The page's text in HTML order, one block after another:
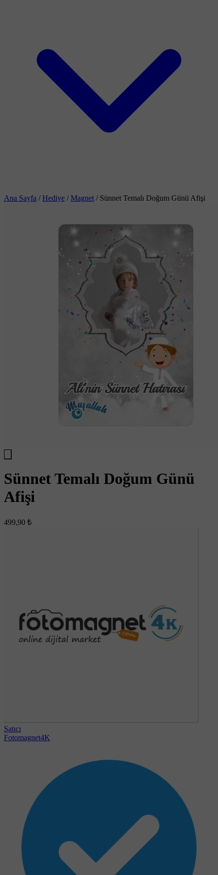
Ana Sayfa / Hediye / Magnet / Sünnet Temalı Doğum Günü Afişi
Sünnet Temalı Doğum Günü
Afişi
499,90 ₺
Satıcı
Fotomagnet4K